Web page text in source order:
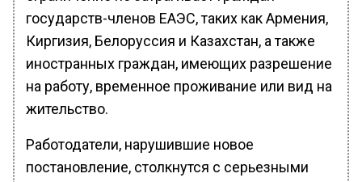
государств-членов ЕАЭС, таких как Армения,
Киргизия, Белоруссия и Казахстан, а также
иностранных граждан, имеющих разрешение
на работу, временное проживание или вид на
жительство.
Работодатели, нарушившие новое
постановление, столкнутся с серьезными